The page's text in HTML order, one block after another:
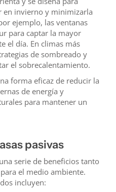
en invierno y minimizarla
ejemplo, las ventanas
para captar la mayor
el día. En climas más
de sombreado y
el sobrecalentamiento.
forma eficaz de reducir la
de energía y
para mantener un
pasivas
serie de beneficios tanto
el medio ambiente.
incluyen: